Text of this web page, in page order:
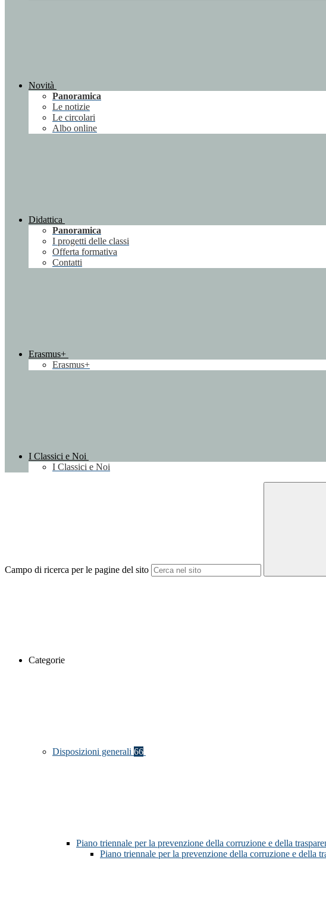
Novità
Panoramica
Le notizie
Le circolari
Albo online
Didattica
Panoramica
I progetti delle classi
Offerta formativa
Contatti
Erasmus+
Erasmus+
I Classici e Noi
I Classici e Noi
Campo di ricerca per le pagine del sito
Categorie
Disposizioni generali 66
Piano triennale per la prevenzione della corruzione e della
Piano triennale per la prevenzione della corruzione e della